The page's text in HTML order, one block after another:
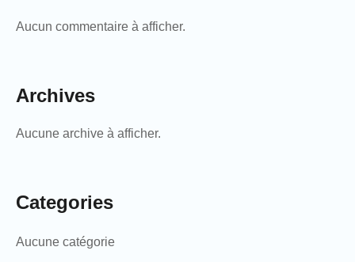
Aucun commentaire à afficher.
Archives
Aucune archive à afficher.
Categories
Aucune catégorie